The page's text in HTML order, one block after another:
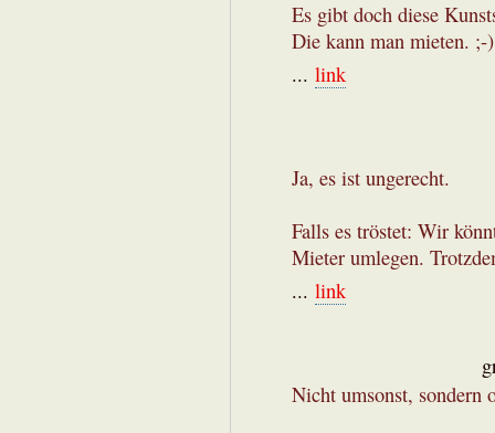
Es gibt doch diese
Die kann man mieten. ;-)
... link
Ja, es ist ungerecht.
Falls es tröstet: Wir
Mieter umlegen.
... link
Nicht umsonst, sondern